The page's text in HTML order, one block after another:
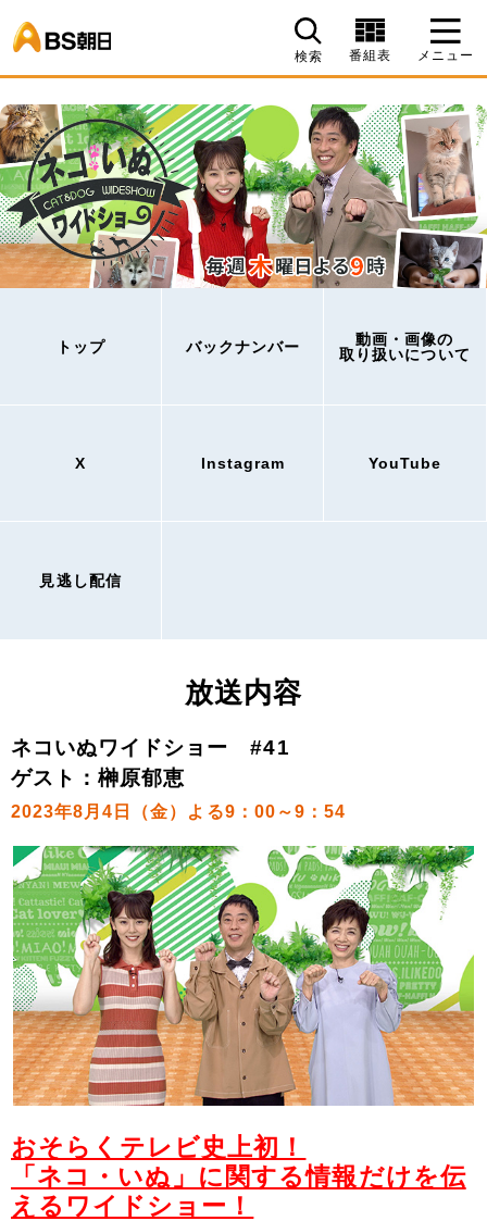
検索 番組表 メニュー
トップ バックナンバー
動画・画像の
取り扱いについて
X Instagram YouTube
見逃し配信
放送内容
ネコいぬワイドショー #41
ゲスト：榊原郁恵
2023年8月4日（金）よる9：00～9：54
おそらくテレビ史上初！
「ネコ・いぬ」に関する情報だけを伝
えるワイドショー！